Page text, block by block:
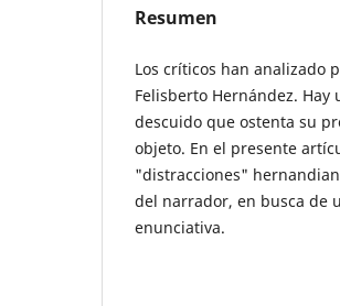
Resumen
Los críticos han analizado
Felisberto Hernández.
descuido que ostenta su
objeto. En el presente
"distracciones"
del narrador, en busca de
enunciativa.